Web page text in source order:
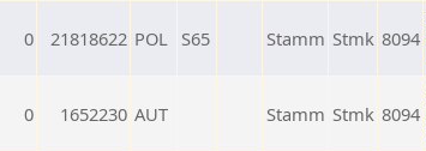
0 21818622 POL S65 Stamm Stmk 8094
0 1652230 AUT Stamm Stmk 8094